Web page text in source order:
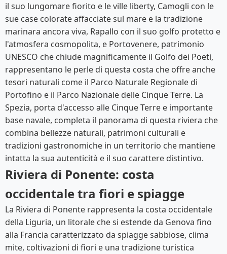
il suo lungomare fiorito e le ville liberty, Camogli con le
sue case colorate affacciate sul mare e la tradizione
marinara ancora viva, Rapallo con il suo golfo protetto e
l'atmosfera cosmopolita, e Portovenere, patrimonio
UNESCO che chiude magnificamente il Golfo dei Poeti,
rappresentano le perle di questa costa che offre anche
tesori naturali come il Parco Naturale Regionale di
Portofino e il Parco Nazionale delle Cinque Terre. La
Spezia, porta d'accesso alle Cinque Terre e importante
base navale, completa il panorama di questa riviera che
combina bellezze naturali, patrimoni culturali e
tradizioni gastronomiche in un territorio che mantiene
intatta la sua autenticità e il suo carattere distintivo.
Riviera di Ponente: costa
occidentale tra fiori e spiagge
La Riviera di Ponente rappresenta la costa occidentale
della Liguria, un litorale che si estende da Genova fino
alla Francia caratterizzato da spiagge sabbiose, clima
mite, coltivazioni di fiori e una tradizione turistica